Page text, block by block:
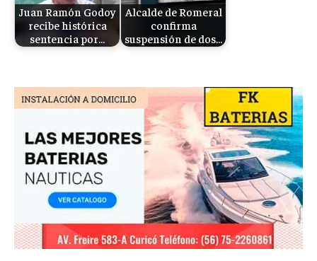
Juan Ramón Godoy
recibe histórica
sentencia por…
Alcalde de Romeral
confirma
suspensión de dos…